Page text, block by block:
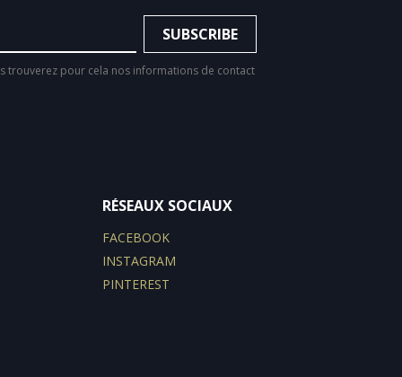
trouverez pour cela nos informations de contact
RÉSEAUX SOCIAUX
FACEBOOK
INSTAGRAM
PINTEREST